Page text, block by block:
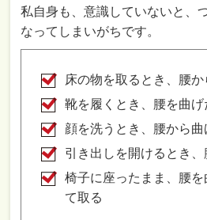
私自身も、意識していないと、
なってしまいがちです。
床の物を取るとき、腰
靴を履くとき、腰を曲げ
顔を洗うとき、腰から曲
引き出しを開けるとき
椅子に座ったまま、腰
て取る